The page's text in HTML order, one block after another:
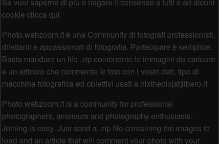
Se vuoi saperne di più o negare il consenso a tutti o ad alcuni
cookie clicca qui.
Photo.webzoom.it è una Community di fotografi professionisti,
dilettanti e appassionati di fotografia. Partecipare è semplice.
Basta mandare un file .zip contenente le immagini da caricare
e un articolo che commenta le foto con i vostri dati, tipo di
macchina fotografica ed obiettivi usati a nixthepix[at]libero.it
Photo.webzoom.it is a community for professional
photographers, amateurs and photography enthusiasts.
Joining is easy. Just send a. zip file containing the images to
load and an article that will comment your photo with your